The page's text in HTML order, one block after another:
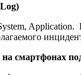
смартфонах